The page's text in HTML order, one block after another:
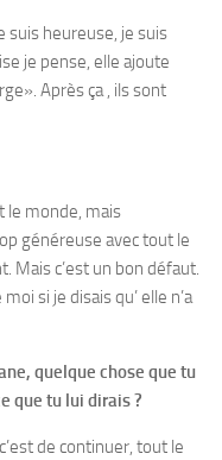
suis heureuse, je suis
je pense, elle ajoute
Après ça , ils sont
le monde, mais
généreuse avec tout le
Mais c’est un bon défaut.
si je disais qu’ elle n’a
quelque chose que tu
que tu lui dirais ?
de continuer, tout le